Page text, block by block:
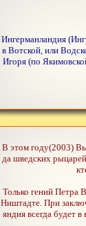
Ингерманландия
в Вотской, или
Игоря (по
В этом году(2003)
да шведских
Только гений Петра
Ништадте. При
яндия всегда будет